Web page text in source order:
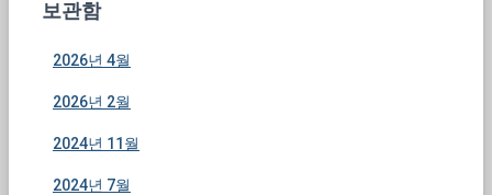
보관함
2026년 4월
2026년 2월
2024년 11월
2024년 7월